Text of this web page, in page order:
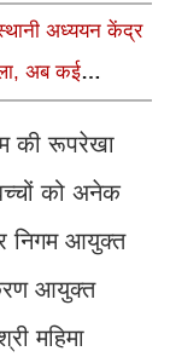
अध्ययन केंद्र
अब कई
की रूपरेखा
को अनेक
निगम आयुक्त
आयुक्त
महिमा